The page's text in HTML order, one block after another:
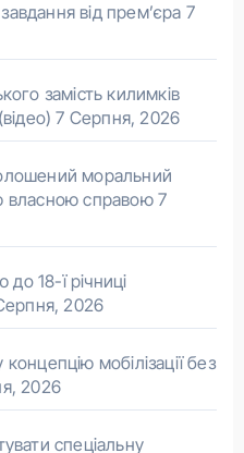
від прем’єра 7
замість килимків
7 Серпня, 2026
моральний
власною справою 7
до 18-ї річниці
2026
мобілізації без
2026
спеціальну